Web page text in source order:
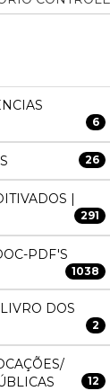
6
26
|
291
PDF'S
1038
DOS
2
12